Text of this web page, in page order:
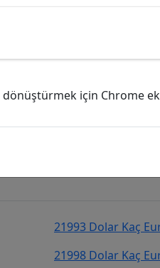
takip
21993 Dolar Kaç
21998 Dolar Kaç
dönüştürmek için Chrome